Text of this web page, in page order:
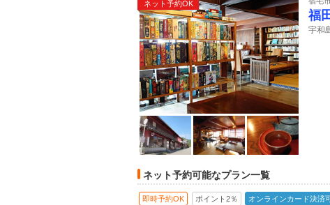
ネット予約OK
福
宇和
ネット予約可能なプラン一覧
即時予約OK ポイント2％ オンラインカード決済